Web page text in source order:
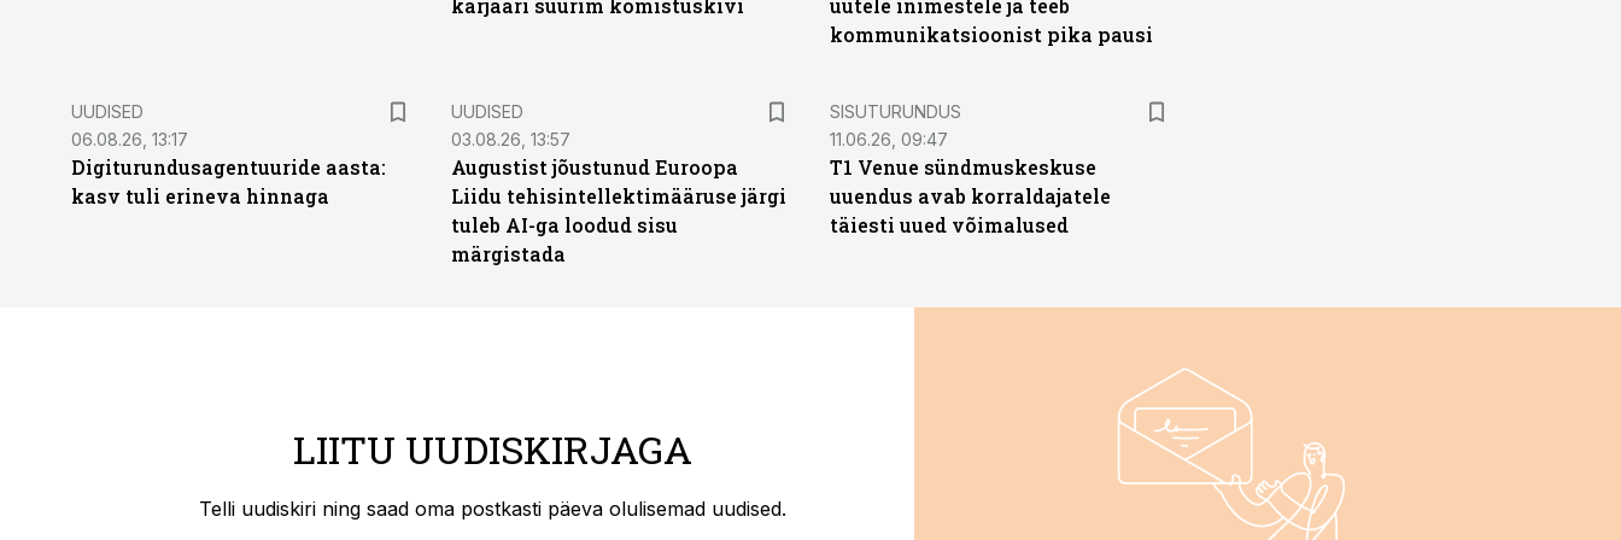
karjääri suurim komistuskivi
uutele inimestele ja teeb
kommunikatsioonist pika pausi
UUDISED
06.08.26, 13:17
Digiturundusagentuuride aasta:
kasv tuli erineva hinnaga
UUDISED
03.08.26, 13:57
Augustist jõustunud Euroopa
Liidu tehisintellektimääruse järgi
tuleb AI-ga loodud sisu
märgistada
ST
SISUTURUNDUS
11.06.26, 09:47
T1 Venue sündmuskeskuse
uuendus avab korraldajatele
täiesti uued võimalused
LIITU UUDISKIRJAGA
Telli uudiskiri ning saad oma postkasti päeva olulisemad uudised.